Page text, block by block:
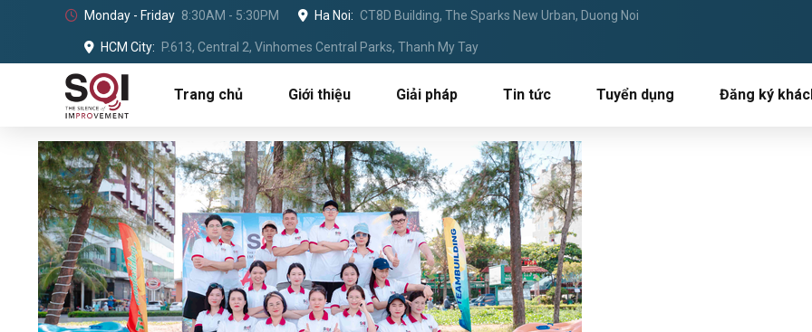
Monday - Friday 8:30AM - 5:30PM Ha Noi: CT8D Building, The Sparks New Urban, Duong Noi
HCM City: P.613, Central 2, Vinhomes Central Parks, Thanh My Tay
Trang chủ Giới thiệu Giải pháp Tin tức Tuyển dụng Đăng ký